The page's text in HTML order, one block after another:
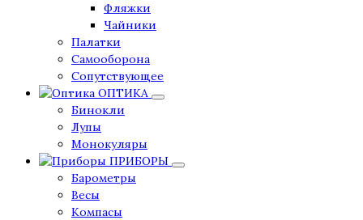
Фляжки
Чайники
Палатки
Самооборона
Сопутствующее
ОПТИКА
Бинокли
Лупы
Монокуляры
ПРИБОРЫ
Барометры
Весы
Компасы